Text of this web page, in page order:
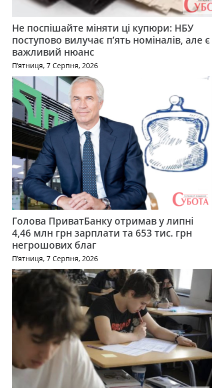
Не поспішайте міняти ці купюри: НБУ
поступово вилучає п’ять номіналів, але є
важливий нюанс
П’ятниця, 7 Серпня, 2026
Голова ПриватБанку отримав у липні
4,46 млн грн зарплати та 653 тис. грн
негрошових благ
П’ятниця, 7 Серпня, 2026